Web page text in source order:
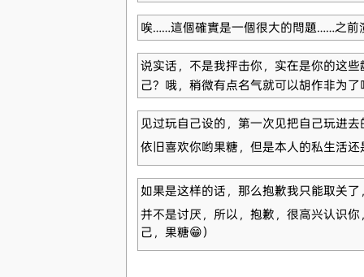
唉……這個確實是一個很大的問題……之前
说实话，不是我抨击你，实在是你的这
己？哦，稍微有点名气就可以胡作非为
见过玩自己设的，第一次见把自己玩进
依旧喜欢你哟果糖，但是本人的私生活
如果是这样的话，那么抱歉我只能取关
并不是讨厌，所以，抱歉，很高兴认识
己，果糖😁）